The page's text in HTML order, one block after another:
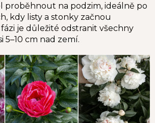
proběhnout na podzim, ideálně po
kdy listy a stonky začnou
je důležité odstranit všechny
5–10 cm nad zemí.